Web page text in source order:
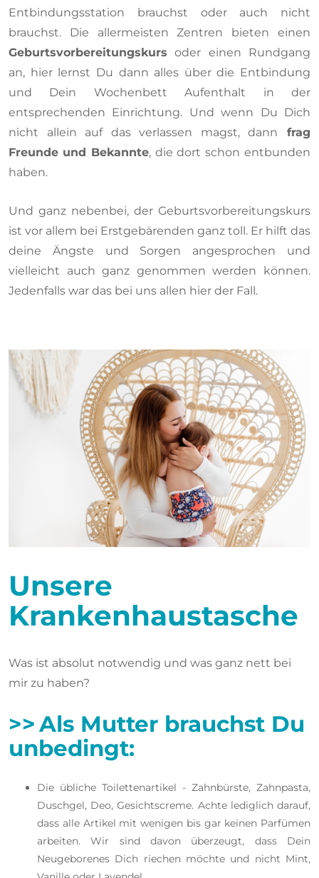
Entbindungsstation brauchst oder auch nicht
brauchst. Die allermeisten Zentren bieten einen
Geburtsvorbereitungskurs oder einen Rundgang
an, hier lernst Du dann alles über die Entbindung
und Dein Wochenbett Aufenthalt in der
entsprechenden Einrichtung. Und wenn Du Dich
nicht allein auf das verlassen magst, dann frag
Freunde und Bekannte, die dort schon entbunden
haben.
Und ganz nebenbei, der Geburtsvorbereitungskurs
ist vor allem bei Erstgebärenden ganz toll. Er hilft das
deine Ängste und Sorgen angesprochen und
vielleicht auch ganz genommen werden können.
Jedenfalls war das bei uns allen hier der Fall.
Unsere
Krankenhaustasche
Was ist absolut notwendig und was ganz nett bei
mir zu haben?
>> Als Mutter brauchst Du
unbedingt:
Die übliche Toilettenartikel - Zahnbürste, Zahnpasta,
Duschgel, Deo, Gesichtscreme. Achte lediglich darauf,
dass alle Artikel mit wenigen bis gar keinen Parfümen
arbeiten. Wir sind davon überzeugt, dass Dein
Neugeborenes Dich riechen möchte und nicht Mint,